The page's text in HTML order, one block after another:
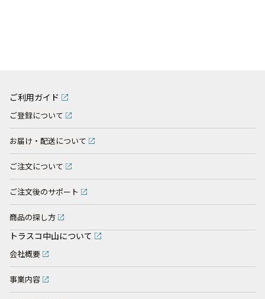
ご利用ガイド
ご登録について
お届け・配送について
ご注文について
ご注文後のサポート
商品の探し方
トラスコ中山について
会社概要
事業内容